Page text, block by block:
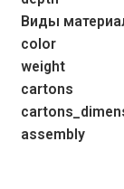
Виды
color
weight
cartons
assembly